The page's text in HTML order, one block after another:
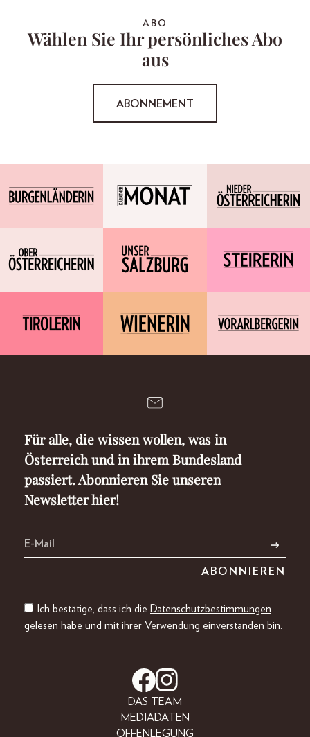
ABO
Wählen Sie Ihr persönliches Abo
aus
ABONNEMENT
Für alle, die wissen wollen, was in
Österreich und in ihrem Bundesland
passiert. Abonnieren Sie unseren
Newsletter hier!
Ich bestätige, dass ich die Datenschutzbestimmungen
gelesen habe und mit ihrer Verwendung einverstanden bin.
DAS TEAM
MEDIADATEN
OFFENLEGUNG